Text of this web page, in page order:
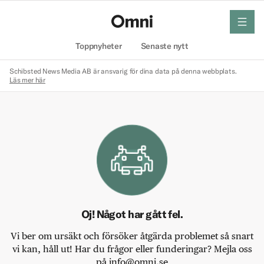
Toppnyheter Senaste nytt
meny
Schibsted News Media AB är ansvarig för dina data på denna webbplats.
Läs mer här
Oj! Något har gått fel.
Vi ber om ursäkt och försöker åtgärda problemet så snart
vi kan, håll ut! Har du frågor eller funderingar? Mejla oss